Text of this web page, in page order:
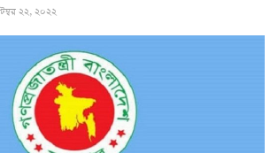
২২, ২০২২